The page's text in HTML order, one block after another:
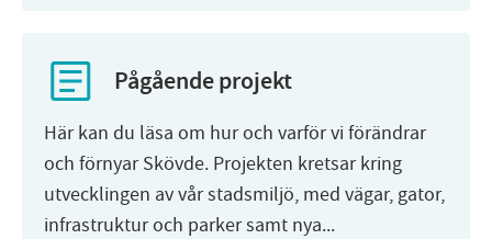
Pågående projekt
Här kan du läsa om hur och varför vi förändrar
och förnyar Skövde. Projekten kretsar kring
utvecklingen av vår stadsmiljö, med vägar, gator,
infrastruktur och parker samt nya...